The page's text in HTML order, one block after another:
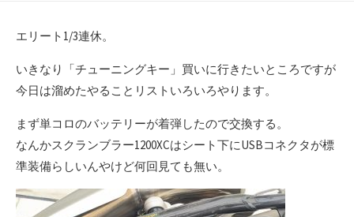
エリート1/3連休。
いきなり「チューニングキー」買いに行きたいところですが
今日は溜めたやることリストいろいろやります。
まず単コロのバッテリーが着弾したので交換する。
なんかスクランブラー1200XCはシート下にUSBコネクタが標
準装備らしいんやけど何回見ても無い。